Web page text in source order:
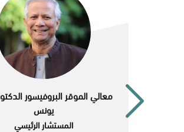
معالي الموقر البروفيسور
يونس
المستشار الرئيسي